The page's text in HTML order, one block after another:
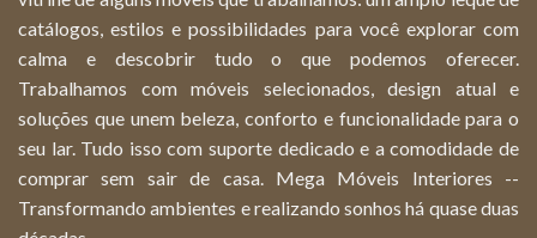
catálogos, estilos e possibilidades para você explorar com
calma e descobrir tudo o que podemos oferecer.
Trabalhamos com móveis selecionados, design atual e
soluções que unem beleza, conforto e funcionalidade para o
seu lar. Tudo isso com suporte dedicado e a comodidade de
comprar sem sair de casa. Mega Móveis Interiores --
Transformando ambientes e realizando sonhos há quase duas